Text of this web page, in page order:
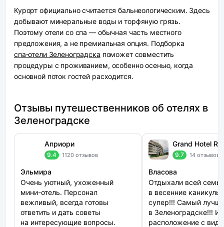
Курорт официально считается бальнеологическим. Здесь
добывают минеральные воды и торфяную грязь.
Поэтому отели со спа — обычная часть местного
предложения, а не премиальная опция. Подборка
спа‑отели Зеленоградска поможет совместить
процедуры с проживанием, особенно осенью, когда
основной поток гостей расходится.
Отзывы путешественников об отелях в
Зеленоградске
Априори
9.4 1120 отзывов
Эльмира
Очень уютный, ухоженный
мини-отель. Персонал
вежливый, всегда готовы
ответить и дать советы
на интересующие вопросы.
9.7 14 отзывов
Власова
Отдыхали всей
в весенние каникулы!
супер!!! Самый лучшей и новый
в Зеленоградске!!!
расположение с